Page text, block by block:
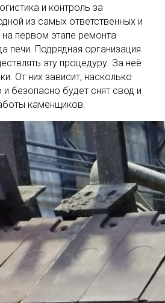
и контроль за
из самых ответственных и
первом этапе ремонта
печи. Подрядная организация
эту процедуру. За неё
От них зависит, насколько
безопасно будет снят свод и
каменщиков.